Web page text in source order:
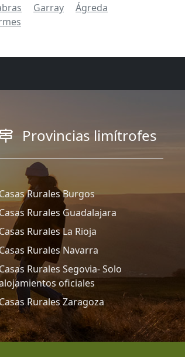
Garray
Ágreda
Provincias limítrofes
Casas Rurales Burgos
Casas Rurales Guadalajara
Casas Rurales La Rioja
Casas Rurales Navarra
Casas Rurales Segovia- Solo
oficiales
Rurales Zaragoza